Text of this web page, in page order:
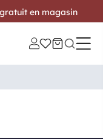
en magasin